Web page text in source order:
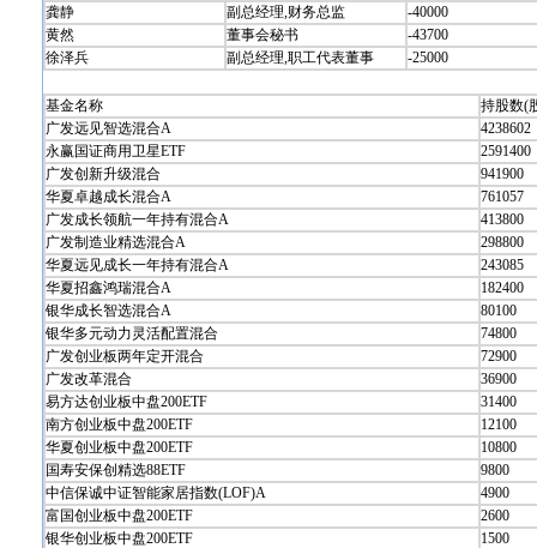
龚静
副总经理,财务总监
-40000
黄然
董事会秘书
-43700
徐泽兵
副总经理,职工代表董事 -25000
基金名称
持股数(
广发远见智选混合A
4238602
永赢国证商用卫星ETF
2591400
广发创新升级混合
941900
华夏卓越成长混合A
761057
广发成长领航一年持有混合A
413800
广发制造业精选混合A
298800
华夏远见成长一年持有混合A
243085
华夏招鑫鸿瑞混合A
182400
银华成长智选混合A
80100
银华多元动力灵活配置混合
74800
广发创业板两年定开混合
72900
广发改革混合
36900
易方达创业板中盘200ETF
31400
南方创业板中盘200ETF
12100
华夏创业板中盘200ETF
10800
国寿安保创精选88ETF
9800
中信保诚中证智能家居指数(LOF)A
4900
富国创业板中盘200ETF
2600
银华创业板中盘200ETF
1500